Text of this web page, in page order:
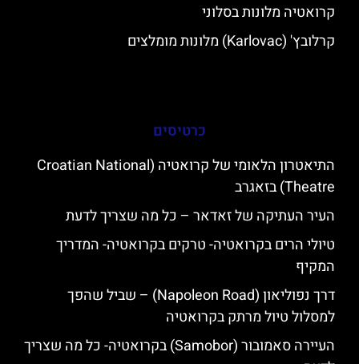
קרואטיה מלונות בסלוני
קרלובץ' (Karlovac) מלונות מומלצים
כרטיסים
התיאטרון הלאומי של קרואטיה (Croatian National
Theatre) בזאגרב
העיר העתיקה של זאדאר – כל מה שצריך לדעת
טיולי הרים בקרואטיה- טרקים בקרואטיה- המדריך
המקיף
דרך נפוליאון (Napoleon Road) – שביל שהפך
למסלול טיול מרתק בקרואטיה
העיירה סאמובור (Samobor) בקרואטיה- כל מה שצריך